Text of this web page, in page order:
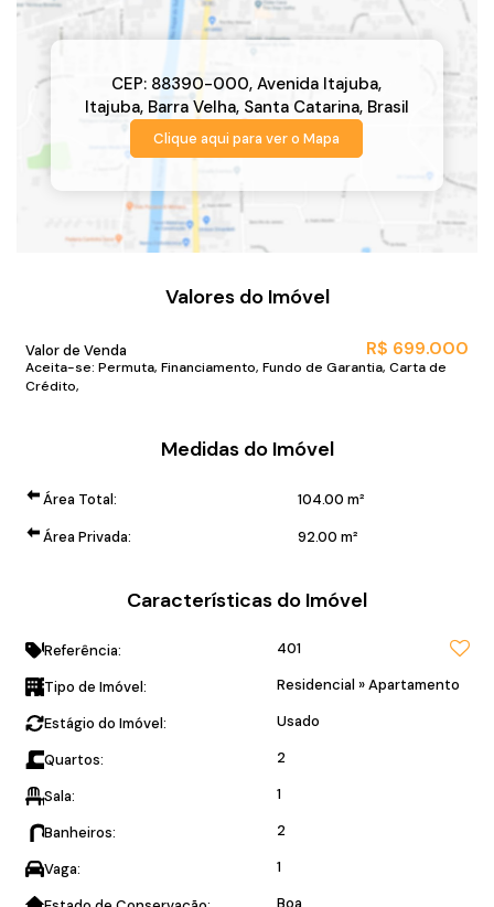
CEP: 88390-000,Avenida Itajuba,
Itajuba, Barra Velha, Santa Catarina, Brasil
Clique aqui para ver o Mapa
Valores do Imóvel
R$ 699.000
Valor de Venda
Aceita-se: Permuta, Financiamento, Fundo de Garantia, Carta de
Crédito,
Medidas do Imóvel
Área Total: 104.00 m²
Área Privada:
92.00 m²
Características do Imóvel
Referência: 401
Tipo de Imóvel: Residencial »Apartamento
Estágio do Imóvel: Usado
Quartos: 2
Sala: 1
Banheiros: 2
Vaga: 1
Boa